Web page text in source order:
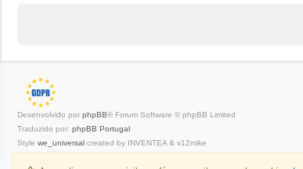
Desenvolvido por phpBB® Forum Software © phpBB Limited
Traduzido por: phpBB Portugal
Style we_universal created by INVENTEA & v12mike